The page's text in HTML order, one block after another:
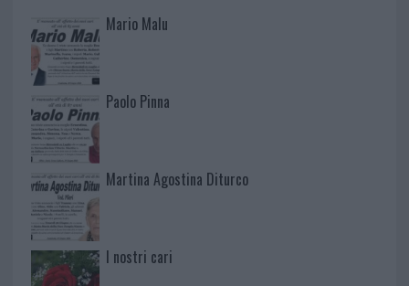
Mario Malu
Paolo Pinna
Martina Agostina Diturco
I nostri cari